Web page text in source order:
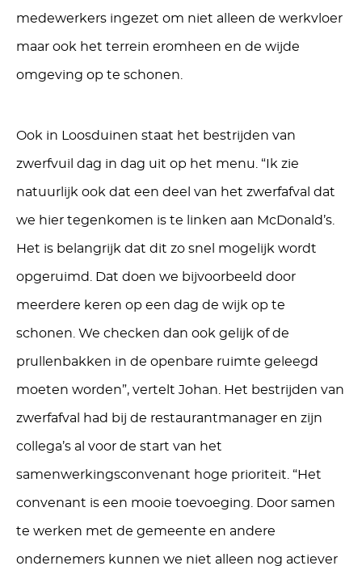
medewerkers ingezet om niet alleen de werkvloer
maar ook het terrein eromheen en de wijde
omgeving op te schonen.
Ook in Loosduinen staat het bestrijden van
zwerfvuil dag in dag uit op het menu. “Ik zie
natuurlijk ook dat een deel van het zwerfafval dat
we hier tegenkomen is te linken aan McDonald’s.
Het is belangrijk dat dit zo snel mogelijk wordt
opgeruimd. Dat doen we bijvoorbeeld door
meerdere keren op een dag de wijk op te
schonen. We checken dan ook gelijk of de
prullenbakken in de openbare ruimte geleegd
moeten worden”, vertelt Johan. Het bestrijden van
zwerfafval had bij de restaurantmanager en zijn
collega’s al voor de start van het
samenwerkingsconvenant hoge prioriteit. “Het
convenant is een mooie toevoeging. Door samen
te werken met de gemeente en andere
ondernemers kunnen we niet alleen nog actiever